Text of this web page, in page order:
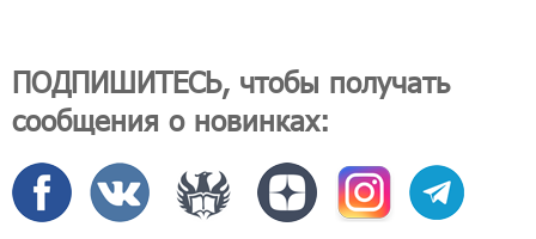
ПОДПИШИТЕСЬ, чтобы получать
сообщения о новинках: